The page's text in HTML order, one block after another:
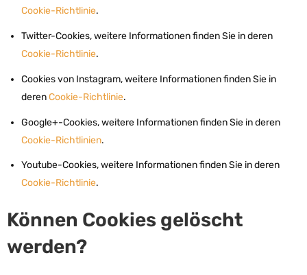
Cookie-Richtlinie.
Twitter-Cookies, weitere Informationen finden Sie in deren
Cookie-Richtlinie.
Cookies von Instagram, weitere Informationen finden Sie in
derenCookie-Richtlinie.
Google+-Cookies, weitere Informationen finden Sie in deren
Cookie-Richtlinien.
Youtube-Cookies, weitere Informationen finden Sie in deren
Cookie-Richtlinie.
Können Cookies gelöscht
werden?